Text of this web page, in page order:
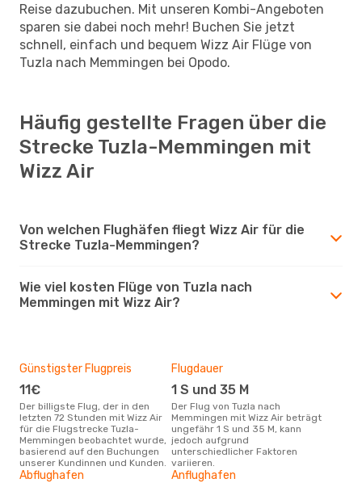
Reise dazubuchen. Mit unseren Kombi-Angeboten
sparen sie dabei noch mehr! Buchen Sie jetzt
schnell, einfach und bequem Wizz Air Flüge von
Tuzla nach Memmingen bei Opodo.
Häufig gestellte Fragen über die
Strecke Tuzla-Memmingen mit
Wizz Air
Von welchen Flughäfen fliegt Wizz Air für die
Strecke Tuzla-Memmingen?
Wie viel kosten Flüge von Tuzla nach
Memmingen mit Wizz Air?
Günstigster Flugpreis
11€
Der billigste Flug, der in den
letzten 72 Stunden mit Wizz Air
für die Flugstrecke Tuzla-
Memmingen beobachtet wurde,
basierend auf den Buchungen
unserer Kundinnen und Kunden.
Flugdauer
1 S und 35 M
Der Flug von Tuzla nach
Memmingen mit Wizz Air beträgt
ungefähr 1 S und 35 M, kann
jedoch aufgrund
unterschiedlicher Faktoren
variieren.
Abflughafen Anflughafen